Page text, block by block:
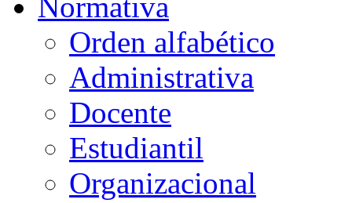
Normativa
Orden alfabético
Administrativa
Docente
Estudiantil
Organizacional